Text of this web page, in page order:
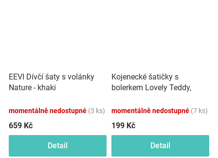
EEVI Dívčí šaty s volánky
Nature - khaki
momentálně nedostupné (3 ks)
659 Kč
Detail
Kojenecké šatičky s
bolerkem Lovely Teddy,
momentálně nedostupné (7 ks)
199 Kč
Detail